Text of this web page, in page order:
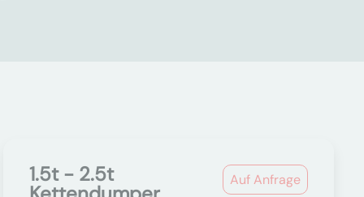
Auf Anfrage
1.5t - 2.5t